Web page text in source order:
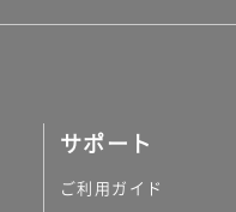
サポート
ご利用ガイド